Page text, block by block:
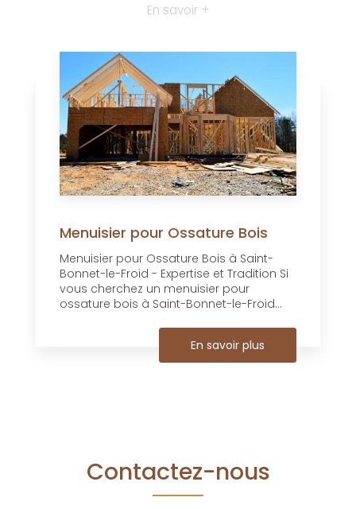
En savoir +
Menuisier pour Ossature Bois
Menuisier pour Ossature Bois à Saint-
Bonnet-le-Froid - Expertise et Tradition Si
vous cherchez un menuisier pour
ossature bois à Saint-Bonnet-le-Froid...
En savoir plus
Contactez-nous